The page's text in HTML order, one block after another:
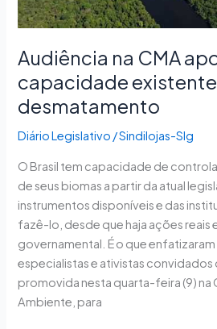
Audiência na CMA
capacidade
desmatamento
Diário Legislativo /Sindilojas-Slg
O Brasil tem capacidade de
de seus biomas a partir da atual
instrumentos disponíveis e das
fazê-lo, desde que haja ações reais
governamental. É o que enfatizaram
especialistas e ativistas convidados
promovida nesta quarta-feira (9) na
Ambiente, para
desmatamento